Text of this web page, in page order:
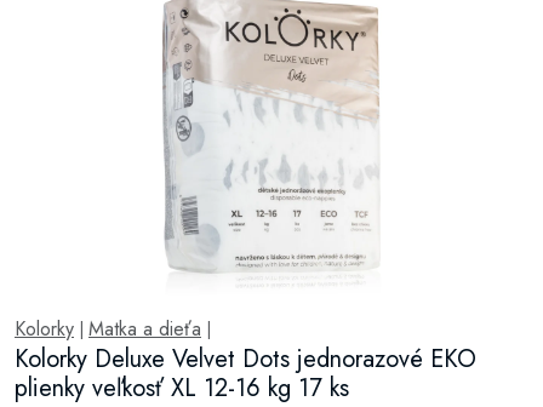
Kolorky Matka a dieťa
Kolorky Deluxe Velvet Dots jednorazové EKO
plienky veľkosť XL 12-16 kg 17 ks